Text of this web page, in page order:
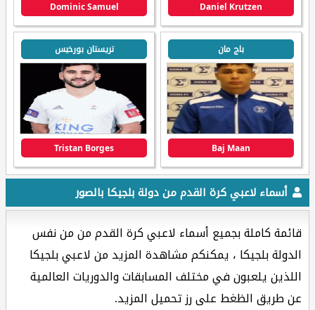
Daniel Krutzen
Dominic Samuel
باج مان
Baj Maan
تريستان بورخيس
Tristan Borges
أسماء لاعبي كرة القدم من دولة بلجيكا بالصور
قائمة كاملة بجميع أسماء لاعبي كرة القدم من من نفس
الدولة بلجيكا ، يمكنكم مشاهدة المزيد من لاعبي بلجيكا
اللذين يلعبون في مختلف المسابقات والدوريات العالمية
عن طريق الظغط على رز تحميل المزيد.